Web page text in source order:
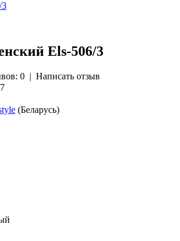
Els-506/3
0 | Написать отзыв
(Беларусь)